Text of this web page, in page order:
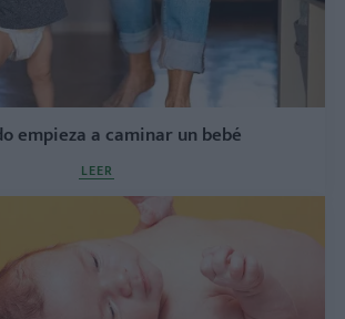
empieza a caminar un bebé
LEER